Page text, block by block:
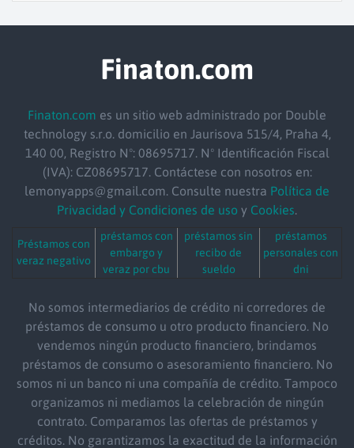
Finaton.com
Finaton.com es un sitio web administrado por Double
technology s.r.o. domicilio en Jaurisova 515/4, Praha 4,
140 00, Registro Nº: 08695717. Nº Identificación Fiscal
(IVA): CZ08695717. Contáctese con nosotros en:
lemonyapps@gmail.com. Consulte nuestra Política de
Privacidad y Condiciones de uso y Cookies
Préstamos con
veraz negativo
préstamos con
embargo y
veraz por cbu
préstamos sin
recibo de
sueldo
préstamos
personales con
dni
No somos intermediarios de crédito ni corredores de
préstamos de consumo u otro producto financiero. No
vendemos ningún producto financiero, brindamos
préstamos de consumo o asesoramiento financiero. No
somos ni un banco ni una compañía de crédito. Tampoco
organizamos ni mediamos la celebración de ningún
contrato. Comparamos las ofertas de préstamos y
créditos. No garantizamos la exactitud de la información